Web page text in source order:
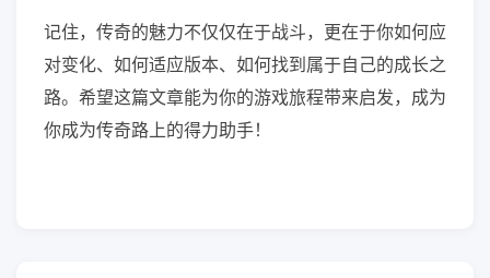
记住，传奇的魅力不仅仅在于战斗，更在于你如何应
对变化、如何适应版本、如何找到属于自己的成长之
路。希望这篇文章能为你的游戏旅程带来启发，成为
你成为传奇路上的得力助手！